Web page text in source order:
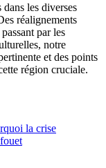
les diverses
réalignements
par les
notre
et des points
région cruciale.